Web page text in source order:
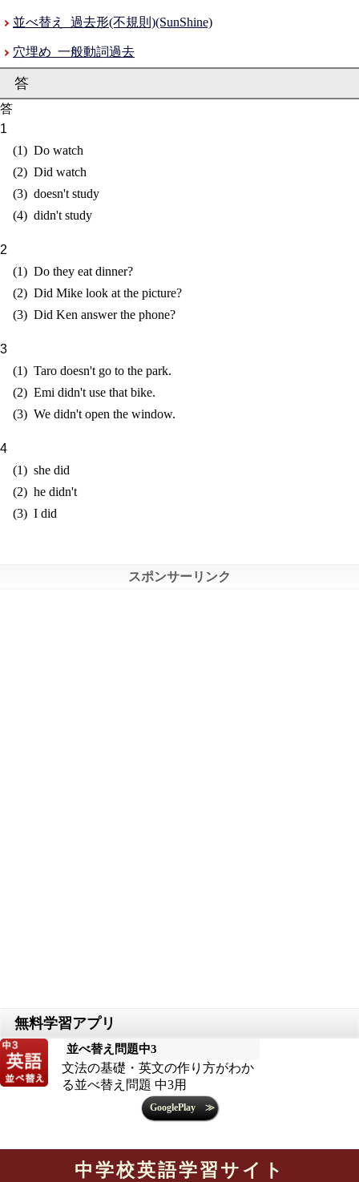
並べ替え_過去形(不規則)(SunShine)
穴埋め_一般動詞過去
答
Do watch
Did watch
doesn't study
didn't study
Do they eat dinner?
Did Mike look at the picture?
Did Ken answer the phone?
Taro doesn't go to the park.
Emi didn't use that bike.
We didn't open the window.
she did
he didn't
I did
並べ替え問題中3
文法の基礎・英文の作り方がわか
る並べ替え問題 中3用
中学校英語学習サイト